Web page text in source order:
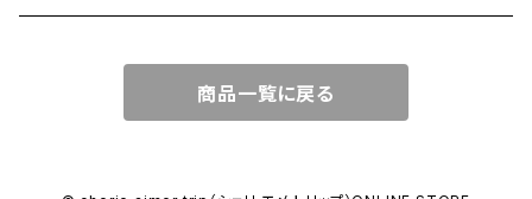
リュック
カップ
マガジンカバー
商品一覧に戻る